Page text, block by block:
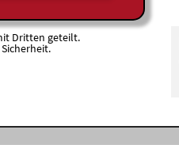
Dritten geteilt.